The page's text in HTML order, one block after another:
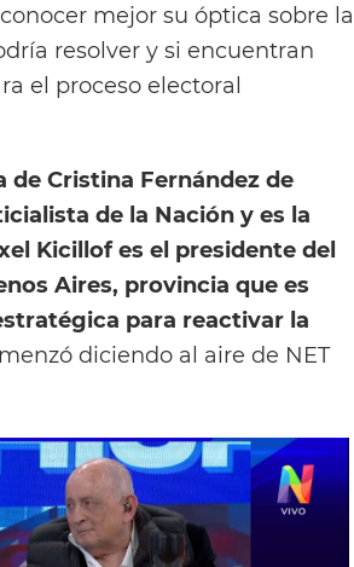
mejor su óptica sobre la
resolver y si encuentran
el proceso electoral
de Cristina Fernández de
de la Nación y es la
Kicillof es el presidente del
Aires, provincia que es
para reactivar la
diciendo al aire de NET